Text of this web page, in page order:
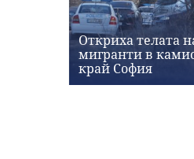
Откриха телата
мигранти в
край София